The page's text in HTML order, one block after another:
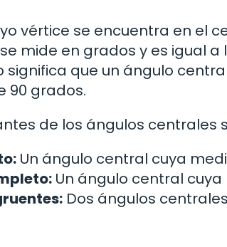
vértice se encuentra en el
mide en grados y es igual
significa que un ángulo
90 grados.
de los ángulos centrales
Un ángulo central cuya
Un ángulo central
Dos ángulos